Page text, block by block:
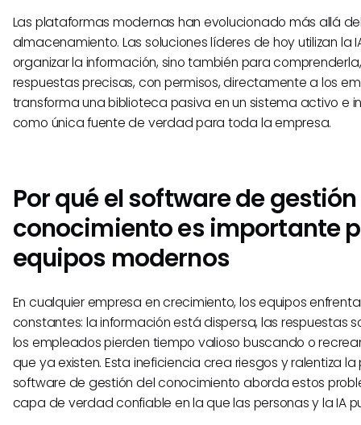
Las plataformas modernas han evolucionado más allá
almacenamiento. Las soluciones líderes de hoy utilizan la
organizar la información, sino también para
respuestas precisas, con permisos, directamente a los
transforma una biblioteca pasiva en un sistema activo e
como única fuente de verdad para toda la empresa.
Por qué el software de
conocimiento es importante
equipos modernos
En cualquier empresa en crecimiento, los equipos
constantes: la información está dispersa, las respuestas
los empleados pierden tiempo valioso buscando o
que ya existen. Esta ineficiencia crea riesgos y ralentiza
software de gestión del conocimiento aborda estos
capa de verdad confiable en la que las personas y la IA